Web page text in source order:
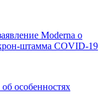
Moderna о
штамма COVID-19
особенностях